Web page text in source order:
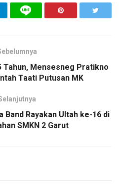
Tahun, Mensesneg Pratikno
Taati Putusan MK
Band Rayakan Ultah ke-16 di
SMKN 2 Garut